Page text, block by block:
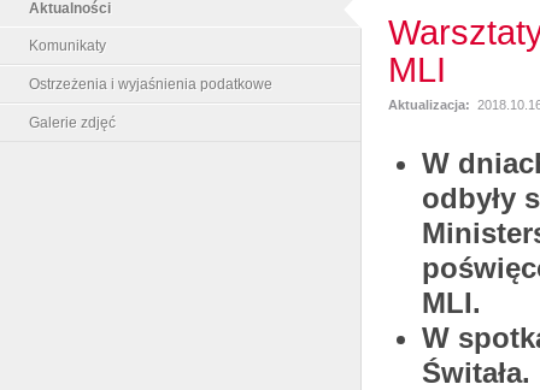
Aktualności
Komunikaty
Ostrzeżenia i wyjaśnienia podatkowe
Galerie zdjęć
MLI
Aktualizacja:
W
odbyły
MLI.
W
Świtała.